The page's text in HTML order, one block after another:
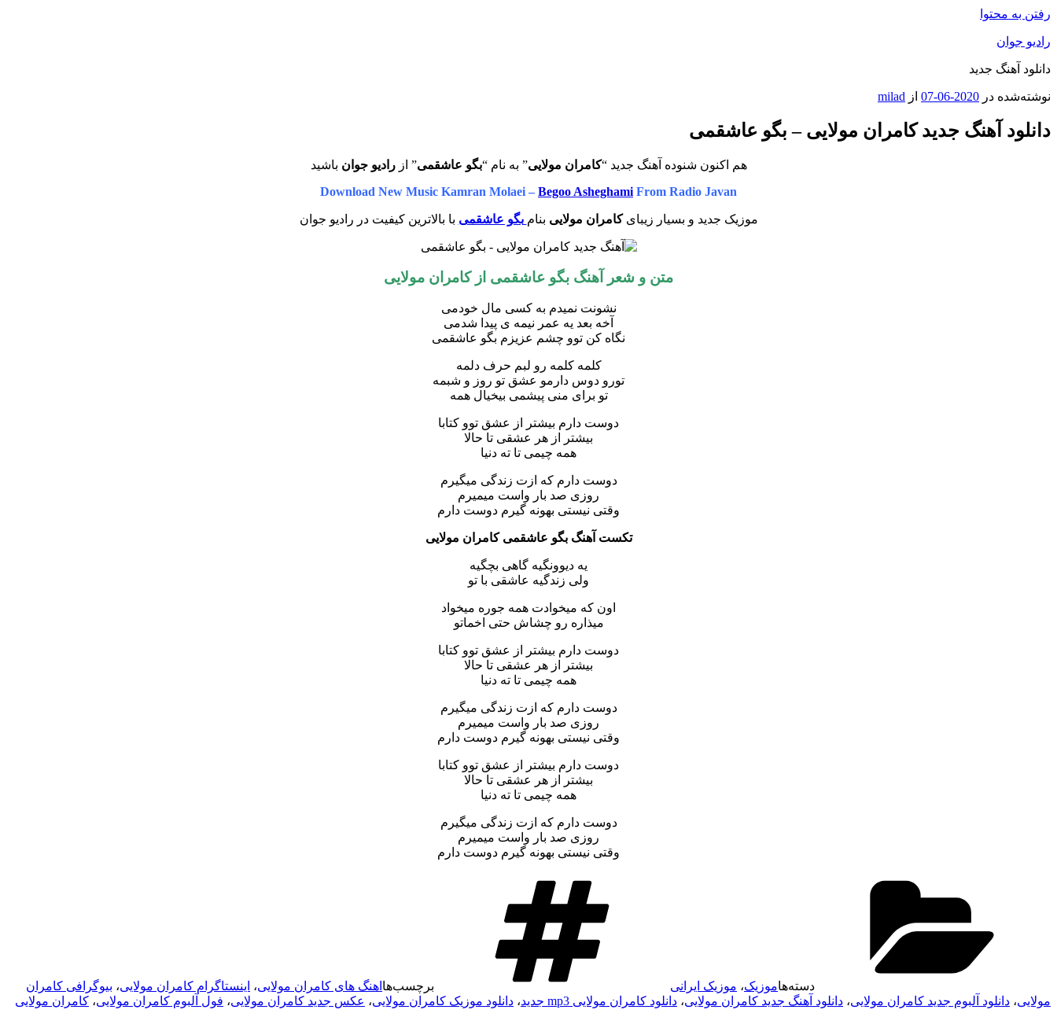
رفتن به محتوا
رادیو جوان
دانلود آهنگ جدید
نوشته‌شده در 2020-06-07 از milad
دانلود آهنگ جدید کامران مولایی – بگو عاشقمی
هم اکنون شنوده آهنگ جدید “کامران مولایی” به نام “بگو عاشقمی” ازرادیو جوان باشید
Download New Music Kamran Molaei – Begoo Asheghami From Radio Javan
موزیک جدید و بسیار زیبایکامران مولایی بنام بگو عاشقمی با بالاترین کیفیت در رادیو جوان
متن و شعر آهنگ بگو عاشقمی ازکامران مولایی
نشونت نمیدم به کسی مال خودمی
آخه بعد یه عمر نیمه ی پیدا شدمی
نگاه کن توو چشم عزیزم بگو عاشقمی
کلمه کلمه رو لبم حرف دلمه
تورو دوس دارمو عشق تو روز و شبمه
تو برای منی پیشمی بیخیال همه
دوست دارم بیشتر از عشق توو کتابا
بیشتر از هر عشقی تا حالا
همه چیمی تا ته دنیا
دوست دارم که ازت زندگی میگیرم
روزی صد بار واست میمیرم
وقتی نیستی بهونه گیرم دوست دارم
تکست آهنگ بگو عاشقمی کامران مولایی
یه دیوونگیه گاهی بچگیه
ولی زندگیه عاشقی با تو
اون که میخوادت همه جوره میخواد
میذاره رو چشاش حتی اخماتو
دوست دارم بیشتر از عشق توو کتابا
بیشتر از هر عشقی تا حالا
همه چیمی تا ته دنیا
دوست دارم که ازت زندگی میگیرم
روزی صد بار واست میمیرم
وقتی نیستی بهونه گیرم دوست دارم
دوست دارم بیشتر از عشق توو کتابا
بیشتر از هر عشقی تا حالا
همه چیمی تا ته دنیا
دوست دارم که ازت زندگی میگیرم
روزی صد بار واست میمیرم
وقتی نیستی بهونه گیرم دوست دارم
دسته‌هاموزیک، موزیک ایرانی برچسب‌ها اهنگ های کامران مولایی، اینستاگرام کامران مولایی، بیوگرافی کامران
مولایی، دانلود آلبوم جدید کامران مولایی، دانلود آهنگ جدید کامران مولایی، دانلود کامران مولایی mp3 جدید ، دانلود موزیک کامران مولایی، عکس جدید کامران مولایی، فول آلبوم کامران مولایی، کامران مولایی